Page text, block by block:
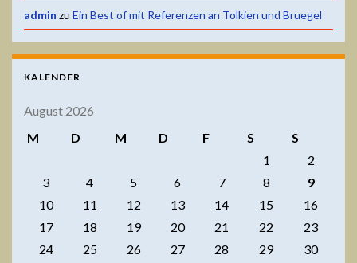
admin zu Ein Best of mit Referenzen an Tolkien und Bruegel
KALENDER
August 2026
M
D M D F S
S
1
2
3
4 5 6 7 8
9
10
11 12 13 14 15
16
17
18 19 20 21 22
23
24
25 26 27 28 29
30